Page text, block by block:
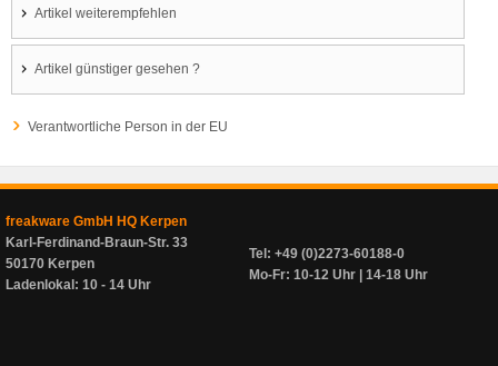
Artikel weiterempfehlen
Artikel günstiger gesehen ?
Verantwortliche Person in der EU
freakware GmbH HQ Kerpen
Karl-Ferdinand-Braun-Str. 33
50170 Kerpen
Ladenlokal: 10 - 14 Uhr
Tel: +49 (0)2273-60188-0
Mo-Fr: 10-12 Uhr | 14-18 Uhr